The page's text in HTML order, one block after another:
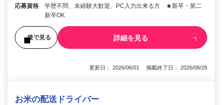
応募資格
学歴不問、未経験大歓迎、PC入力出来る方 ★新卒・第二
新卒OK
後で見る 詳細を見る
更新日： 2026/06/01 掲載終了日： 2026/08/28
お米の配送ドライバー